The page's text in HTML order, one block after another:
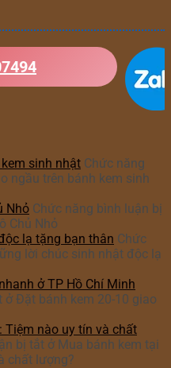
sinh nhật Chức năng
ngầu trên bánh kem sinh
Nhỏ Chức năng bình luận bị
Chủ Nhỏ
lạ tặng bạn thân Chức
lời chúc sinh nhật độc lạ
ở TP Hồ Chí Minh
ở Đặt bánh kem 20-10 giao
Tiệm nào uy tín và chất
bị tắt ở Mua bánh kem tại
chất lượng?